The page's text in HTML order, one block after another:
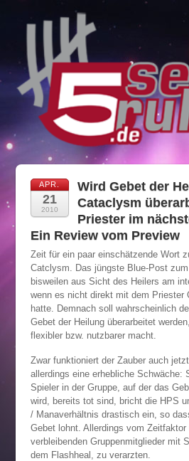
APR.
21
2010
Wird Gebet der
Cataclysm
Priester im
Ein Review vom Preview
Zeit für ein paar einschätzende Wort
Catclysm. Das jüngste Blue-Post
bisweilen aus Sicht des Heilers am
wenn es nicht direkt mit dem Priester
hatte. Demnach soll wahrscheinlich
Gebet der Heilung überarbeitet
flexibler bzw. nutzbarer macht.
Zwar funktioniert der Zauber auch
allerdings eine erhebliche Schwäche:
Spieler in der Gruppe, auf der das
wird, bereits tot sind, bricht die HPS
/ Manaverhältnis drastisch ein, so
Gebet lohnt. Allerdings vom
verbleibenden Gruppenmitglieder mit
dem Flashheal, zu verarzten.